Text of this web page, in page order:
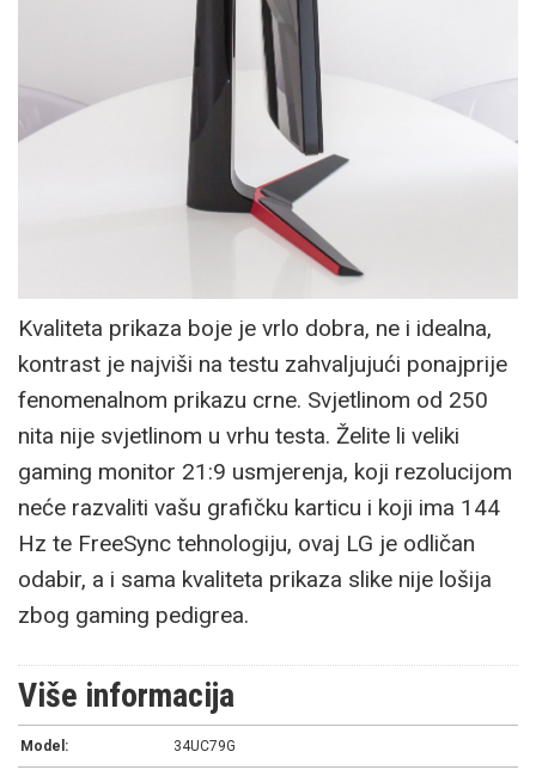
Kvaliteta prikaza boje je vrlo dobra, ne i idealna,
kontrast je najviši na testu zahvaljujući ponajprije
fenomenalnom prikazu crne. Svjetlinom od 250
nita nije svjetlinom u vrhu testa. Želite li veliki
gaming monitor 21:9 usmjerenja, koji rezolucijom
neće razvaliti vašu grafičku karticu i koji ima 144
Hz te FreeSync tehnologiju, ovaj LG je odličan
odabir, a i sama kvaliteta prikaza slike nije lošija
zbog gaming pedigrea.
Više informacija
Model: 34UC79G